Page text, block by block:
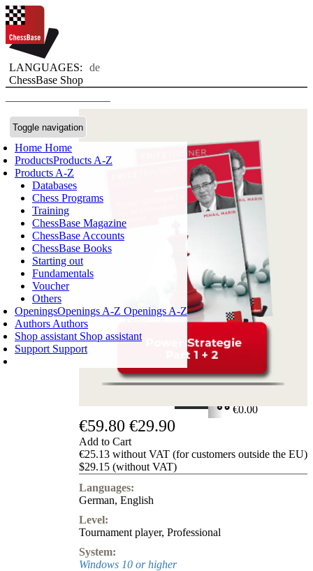
LANGUAGES:
de
ChessBase Shop
Toggle navigation
Home Home
ProductsProducts A-Z
Products A-Z
Databases
Chess Programs
Training
ChessBase Magazine
ChessBase Accounts
ChessBase Books
Starting out
Fundamentals
Voucher
Others
OpeningsOpenings A-Z Openings A-Z
Authors Authors
Shop assistant Shop assistant
Support Support
Login
SHOPPING CART
€0.00
€59.80 €29.90
Add to Cart
€25.13 without VAT (for customers outside the EU)
$29.15 (without VAT)
Languages:
German, English
Level:
Tournament player, Professional
System:
Windows 10 or higher